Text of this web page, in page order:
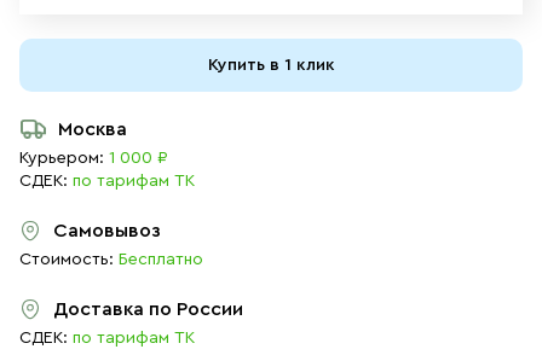
Купить в 1 клик
Москва
Курьером: 1 000 ₽
СДЕК: по тарифам ТК
Самовывоз
Стоимость: Бесплатно
Доставка по России
СДЕК: по тарифам ТК